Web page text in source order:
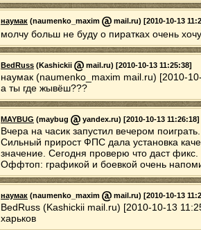
наумак (naumenko_maxim mail.ru) [2010-10-13
молчу больш не буду о пиратках очень
BedRuss (Kashickii mail.ru) [2010-10-13 11:25:38]
наумак (naumenko_maxim mail.ru) [2010-
а ты где жывёш???
MAYBUG (maybug yandex.ru) [2010-10-13 11:26:18]
Вчера на часик запустил вечером
Сильный прирост ФПС дала установка
значение. Сегодня проверю что даст фикс.
Оффтоп: графикой и боевкой очень
наумак (naumenko_maxim mail.ru) [2010-10-13
BedRuss (Kashickii mail.ru) [2010-10-13
харьков